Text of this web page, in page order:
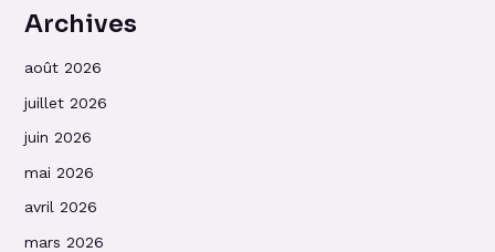
Archives
août 2026
juillet 2026
juin 2026
mai 2026
avril 2026
mars 2026